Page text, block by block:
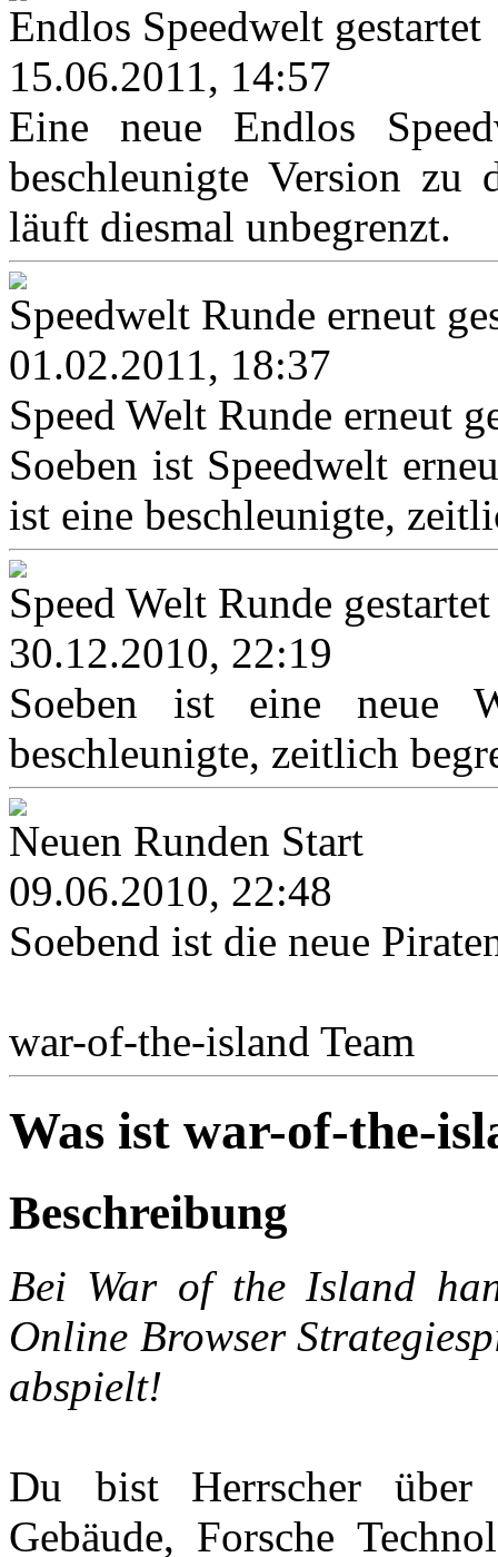
Endlos Speedwelt gestartet
15.06.2011, 14:57
Eine neue Endlos
beschleunigte Version zu
läuft diesmal unbegrenzt.
Speedwelt Runde erneut
01.02.2011, 18:37
Speed Welt Runde erneut
Soeben ist Speedwelt
ist eine beschleunigte,
Speed Welt Runde gestartet
30.12.2010, 22:19
Soeben ist eine neue
beschleunigte, zeitlich
Neuen Runden Start
09.06.2010, 22:48
Soebend ist die neue
war-of-the-island Team
Was ist war-of-the-
Beschreibung
Bei War of the Island
Online Browser
abspielt!
Du bist Herrscher über
Gebäude, Forsche